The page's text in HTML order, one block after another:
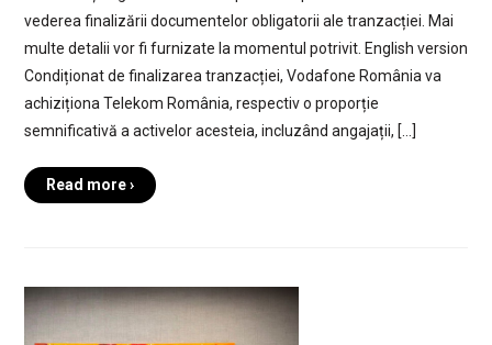
vederea finalizării documentelor obligatorii ale tranzacției. Mai
multe detalii vor fi furnizate la momentul potrivit. English version
Condiționat de finalizarea tranzacției, Vodafone România va
achiziționa Telekom România, respectiv o proporție
semnificativă a activelor acesteia, incluzând angajații, […]
Read more ›